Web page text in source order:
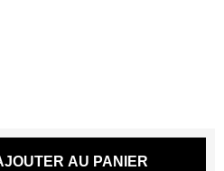
AU PANIER